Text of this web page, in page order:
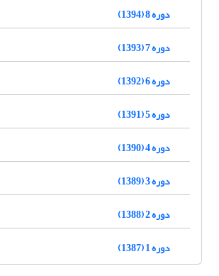
دوره 8 (1394)
دوره 7 (1393)
دوره 6 (1392)
دوره 5 (1391)
دوره 4 (1390)
دوره 3 (1389)
دوره 2 (1388)
دوره 1 (1387)